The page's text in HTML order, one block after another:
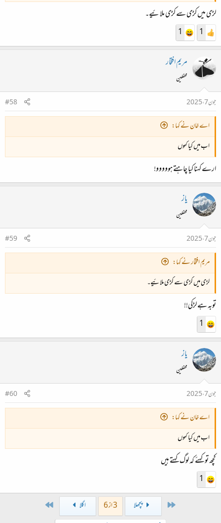
لڑی میں کڑی سے کڑی ملائیے۔
1
1
مریم افتخار
محفلین
جون 7، 2025
#58
اے خان نے کہا:
اب میں کیا کہوں
ارے کہنا کیا چاہتے ہووووو!
یاز
محفلین
جون 7، 2025
#59
مریم افتخار نے کہا:
لڑی میں کڑی سے کڑی ملائیے۔
توبہ ہے لڑکی!!
1
یاز
محفلین
جون 7، 2025
#60
اے خان نے کہا:
اب میں کیا کہوں
کچھ تو کہئے کہ لوگ کہتے ہیں
1
پچھلا 3 از 6 اگلا